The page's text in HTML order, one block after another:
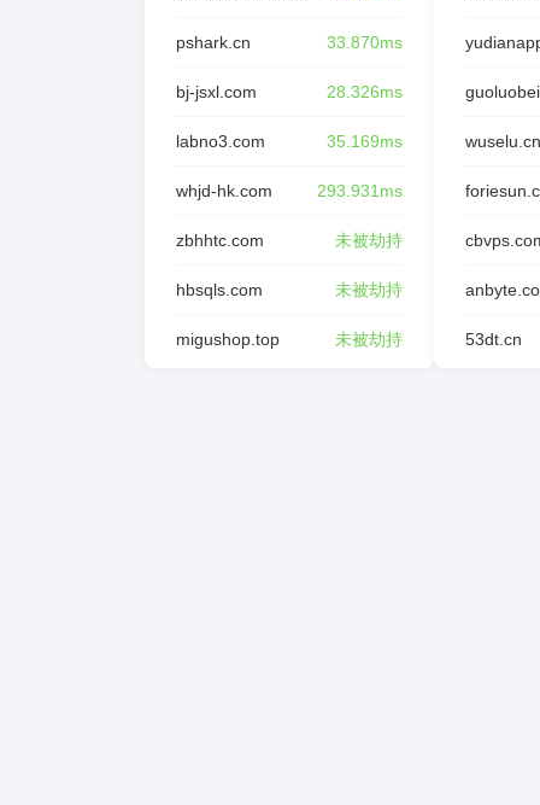
pshark.cn 33.870ms
bj-jsxl.com 28.326ms
labno3.com 35.169ms
whjd-hk.com 293.931ms
zbhhtc.com 未被劫持
hbsqls.com 未被劫持
migushop.top 未被劫持
wuselu.cn
53dt.cn